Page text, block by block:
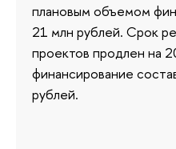
плановым объемом
21 млн рублей. Срок
проектов продлен на
финансирование
рублей.